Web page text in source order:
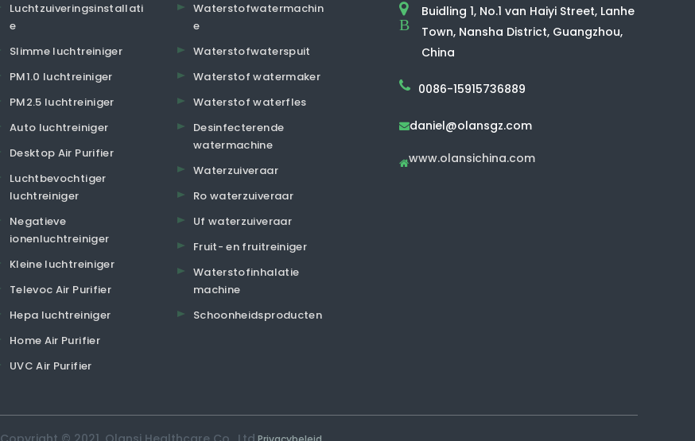
Luchtzuiveringsinstallati
e
Slimme luchtreiniger
PM1.0 luchtreiniger
PM2.5 luchtreiniger
Auto luchtreiniger
Desktop Air Purifier
Luchtbevochtiger
luchtreiniger
Negatieve
ionenluchtreiniger
Kleine luchtreiniger
Televoc Air Purifier
Hepa luchtreiniger
Home Air Purifier
UVC Air Purifier
Waterstofwatermachin
e
Waterstofwaterspuit
Waterstof watermaker
Waterstof waterfles
Desinfecterende
watermachine
Waterzuiveraar
Ro waterzuiveraar
Uf waterzuiveraar
Fruit- en fruitreiniger
Waterstofinhalatie
machine
Schoonheidsproducten
B
Buidling 1, No.1 van Haiyi Street, Lanhe
Town, Nansha District, Guangzhou,
China
0086-15915736889
daniel@olansgz.com
www.olansichina.com